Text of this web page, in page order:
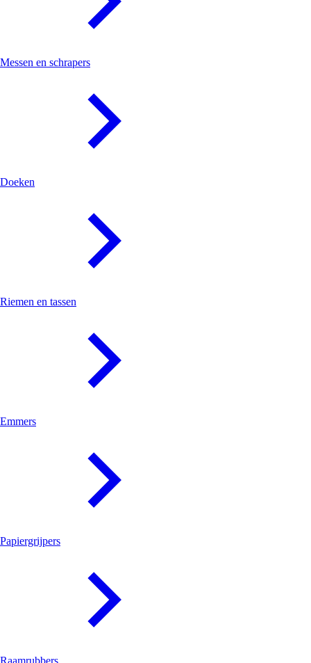
Messen en schrapers
Doeken
Riemen en tassen
Emmers
Papiergrijpers
Raamrubbers